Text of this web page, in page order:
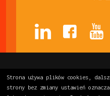
Strona używa plików cookies,
strony bez zmiany ustawień